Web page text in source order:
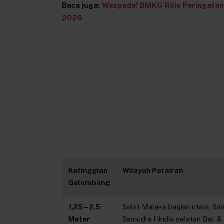
Baca juga:Waspada! BMKG Rilis
2026
Ketinggian
Gelombang
Wilayah Perairan
1,25 – 2,5
Meter
Selat Malaka bagian utara,
Samudra Hindia selatan Bali